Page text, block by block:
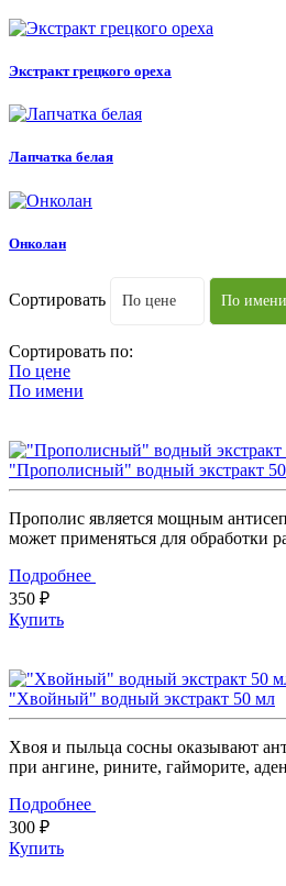
Экстракт грецкого ореха
Лапчатка белая
Онколан
Сортировать По цене По имени
Сортировать по:
По цене
По имени
"Прополисный" водный экстракт
Прополис является мощным
может применяться для обработки
Подробнее
350 ₽
Купить
"Хвойный" водный экстракт 50 мл
Хвоя и пыльца сосны оказывают
при ангине, рините, гайморите,
Подробнее
300 ₽
Купить